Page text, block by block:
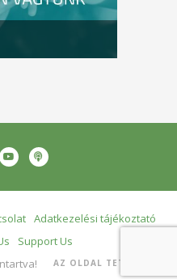
Adatkezelési tájékoztató
Support Us
AZ OLDAL TETEJÉRE